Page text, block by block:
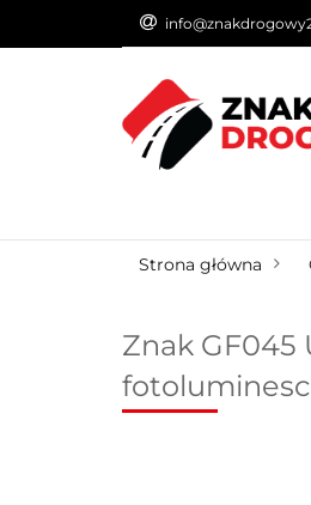
Strona główna
Znak GF045